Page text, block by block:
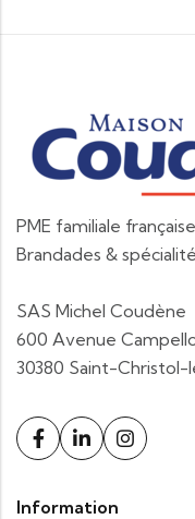
PME familiale
Brandades &
SAS Michel Coudène
600 Avenue
30380 Saint-Christol-
Information